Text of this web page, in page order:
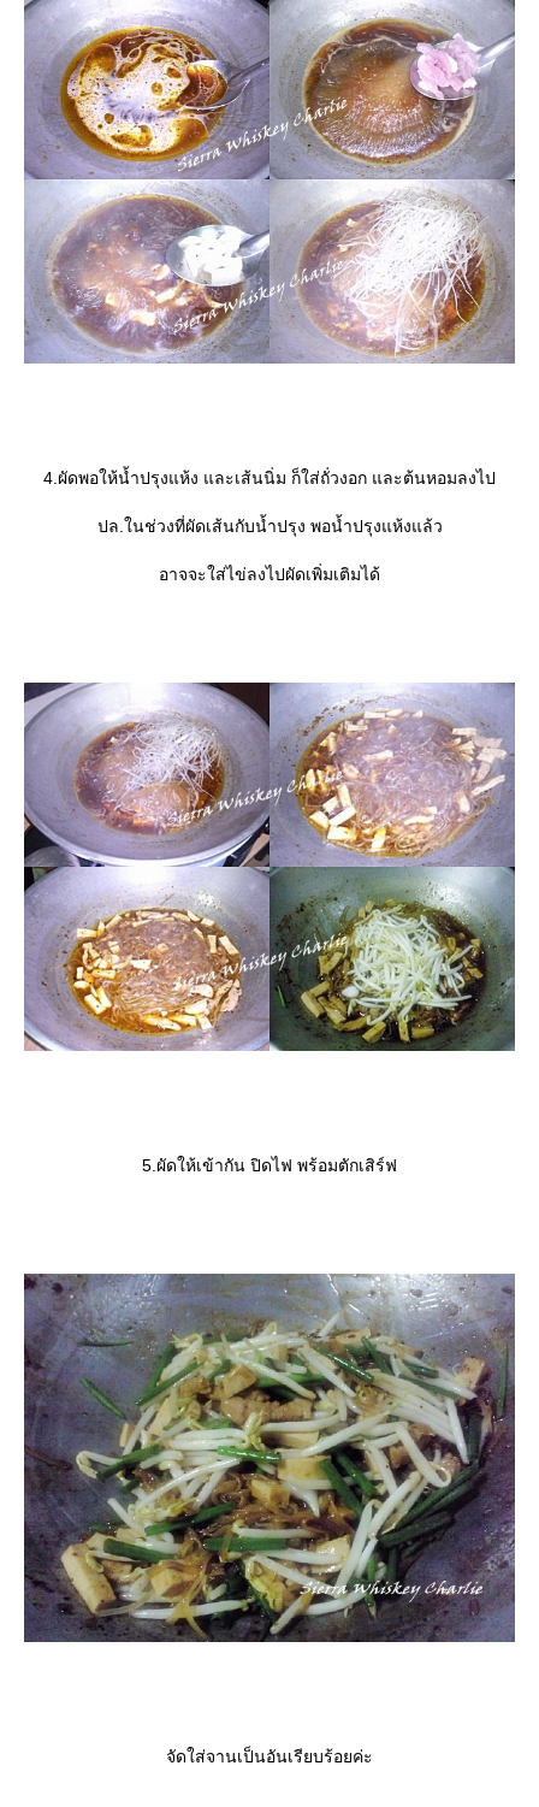
4.ผัดพอให้น้ำปรุงแห้ง และเส้นนิ่ม ก็ใส่ถั่วงอก และต้นหอมลงไป
ปล.ในช่วงที่ผัดเส้นกับน้ำปรุง พอน้ำปรุงแห้งแล้ว
อาจจะใส่ไข่ลงไปผัดเพิ่มเติมได้
5.ผัดให้เข้ากัน ปิดไฟ พร้อมตักเสิร์ฟ
จัดใส่จานเป็นอันเรียบร้อยค่ะ